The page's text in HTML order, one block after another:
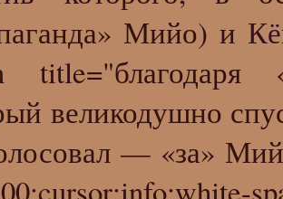
Мийо) и
великодушно
— «за»